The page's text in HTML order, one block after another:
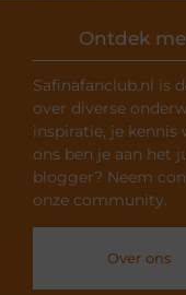
Ontdek
Safinafanclub.nl is
over diverse
inspiratie, je
ons ben je aan het
blogger? Neem
onze community.
Over ons